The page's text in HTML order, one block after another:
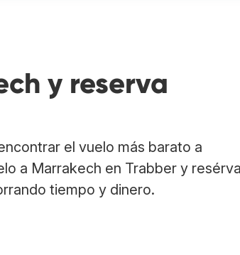
y reserva
el vuelo más barato a
a Marrakech en Trabber y
tiempo y dinero.